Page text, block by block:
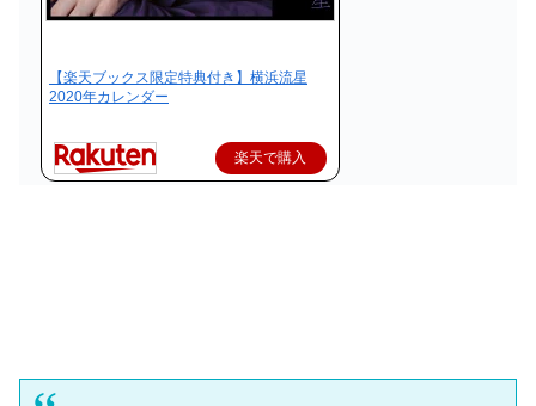
【楽天ブックス限定特典付き】横浜流星
2020年カレンダー
楽天で購入